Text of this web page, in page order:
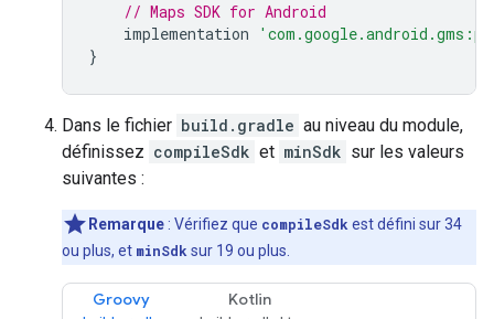
// Maps SDK for Android
implementation
}
Dans le fichier build.gradle au niveau du module,
définissez compileSdk et minSdk sur les valeurs
suivantes :
Remarque : Vérifiez que compileSdk est défini sur 34
ou plus, et minSdk sur 19 ou plus.
Groovy Kotlin